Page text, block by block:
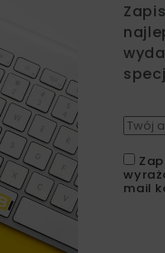
mail